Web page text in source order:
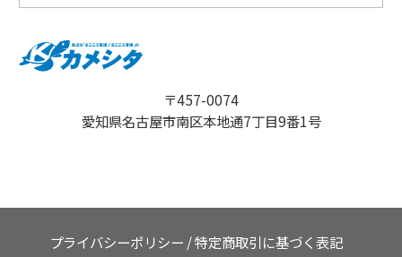
〒457-0074
愛知県名古屋市南区本地通7丁目9番1号
プライバシーポリシー /特定商取引に基づく表記